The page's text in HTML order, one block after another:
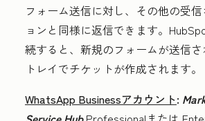
フォーム送信に対し、その他の受
ョンと同様に返信できます。
続すると、新規のフォームが送信
トレイでチケットが作成されます。
WhatsApp Businessアカウント: